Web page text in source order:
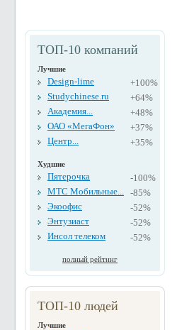
ТОП-10 компаний
Лучшие
Design-lime
+100%
Studychinese.ru
+64%
Академия...
+48%
ОАО «МегаФон»
+37%
Центр...
+35%
Худшие
Пятерочка
-100%
МТС Мобильные... -85%
Экоофис
-52%
Энтузиаст
-52%
Инсол телеком
-52%
полный рейтинг
ТОП-10 людей
Лучшие